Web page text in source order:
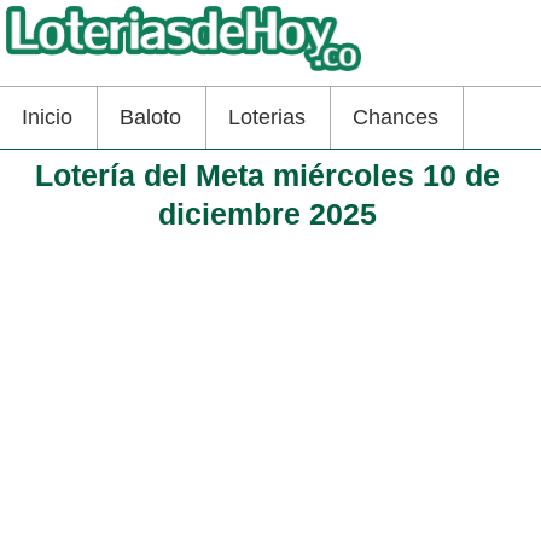
Inicio Baloto Loterias Chances
Lotería del Meta miércoles 10 de
diciembre 2025